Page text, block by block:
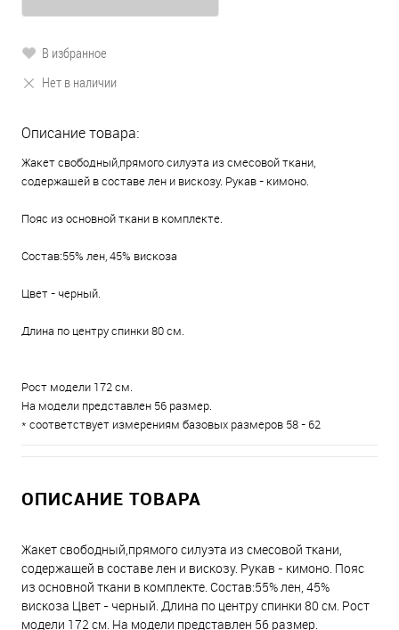
В избранное
Нет в наличии
Описание товара:
Жакет свободный,прямого силуэта из смесовой ткани,
содержащей в составе лен и вискозу. Рукав - кимоно.
Пояс из основной ткани в комплекте.
Состав:55% лен, 45% вискоза
Цвет - черный.
Длина по центру спинки 80 см.
Рост модели 172 см.
На модели представлен 56 размер.
* соответствует измерениям базовых размеров 58 - 62
ОПИСАНИЕ ТОВАРА
Жакет свободный,прямого силуэта из смесовой ткани,
содержащей в составе лен и вискозу. Рукав - кимоно. Пояс
из основной ткани в комплекте. Состав:55% лен, 45%
вискоза Цвет - черный. Длина по центру спинки 80 см. Рост
модели 172 см. На модели представлен 56 размер.